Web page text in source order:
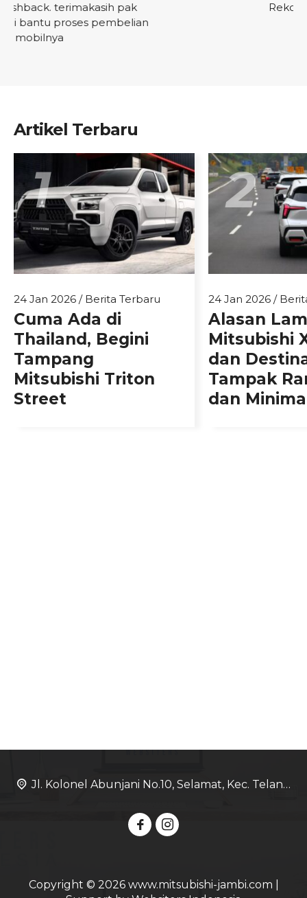
Rekomended Salesnya
Artikel Terbaru
1
24 Jan 2026 / Berita Terbaru
Cuma Ada di
Thailand, Begini
Tampang
Mitsubishi Triton
Street
2
24 Jan 2026 /
Alasan
Mitsubishi
dan
Tampak
dan
Jl. Kolonel Abunjani No.10, Selamat, Kec. Telanaipura, Kota Jambi, Jambi 36128
Copyright © 2026 www.mitsubishi-jambi.com |